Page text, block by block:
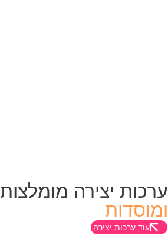
יצירה מומלצות
עוד ערכות יצירה